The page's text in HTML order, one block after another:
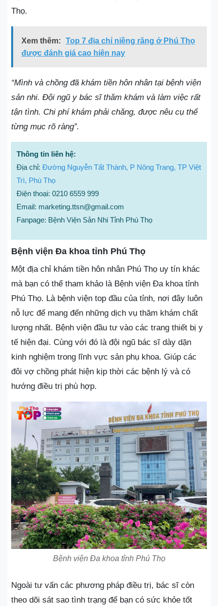
Thọ.
Xem thêm:
Top 7 địa chỉ niềng răng ở Phú Thọ
được đánh giá cao hiện nay
“Mình và chồng đã khám tiền hôn nhân tại bệnh viện
sản nhi. Đội ngũ y bác sĩ thăm khám và làm việc rất
tận tình. Chi phí khám phải chăng, được nêu cụ thể
từng mục rõ ràng”.
Thông tin liên hệ:
Địa chỉ: Đường Nguyễn Tất Thành, P Nông Trang, TP Việt
Trì, Phú Thọ
Điện thoại: 0210 6559 999
Email: marketing.ttsn@gmail.com
Fanpage: Bệnh Viện Sản Nhi Tỉnh Phú Thọ
Bệnh viện Đa khoa tỉnh Phú Thọ
Một địa chỉ khám tiền hôn nhân Phú Thọ uy tín khác
mà bạn có thể tham khảo là Bệnh viện Đa khoa tỉnh
Phú Thọ. Là bệnh viện top đầu của tỉnh, nơi đây luôn
nỗ lực để mang đến những dịch vụ thăm khám chất
lượng nhất. Bệnh viện đầu tư vào các trang thiết bị y
tế hiện đại. Cùng với đó là đội ngũ bác sĩ dày dặn
kinh nghiệm trong lĩnh vực sản phụ khoa. Giúp các
đôi vợ chồng phát hiện kịp thời các bệnh lý và có
hướng điều trị phù hợp.
Bệnh viện Đa khoa tỉnh Phú Thọ
Ngoài tư vấn các phương pháp điều trị, bác sĩ còn
theo dõi sát sao tình trạng để bạn có sức khỏe tốt